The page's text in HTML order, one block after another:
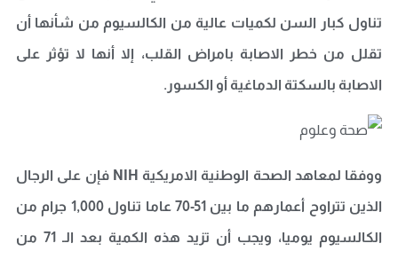
تناول كبار السن لكميات عالية من الكالسيوم من شأنها أن
تقلل من خطر الاصابة بامراض القلب، إلا أنها لا تؤثر على
الاصابة بالسكتة الدماغية أو الكسور.
ووفقا لمعاهد الصحة الوطنية الامريكية NIH فإن على الرجال
الذين تتراوح أعمارهم ما بين 51-70 عاما تناول 1,000 جرام من
الكالسيوم يوميا، ويجب أن تزيد هذه الكمية بعد الـ 71 من